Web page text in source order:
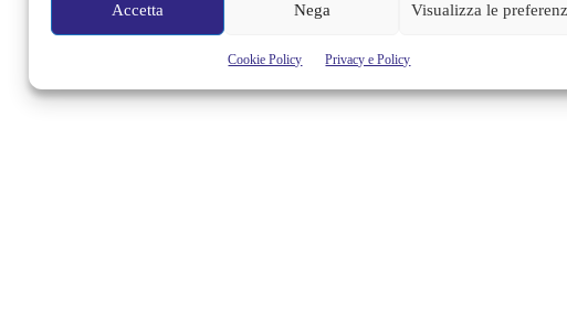
Accetta Nega Visualizza le
Cookie Policy Privacy e Policy